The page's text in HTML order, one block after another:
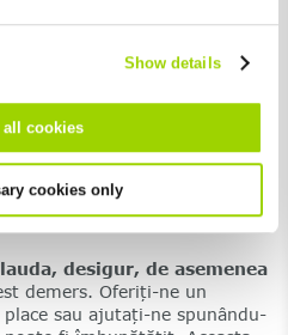
Show details
cookies
cookies only
mai prietenoase, mai
pentru dumneavoastră -
luni vom fi prezenți pe
și oferte de consultanță,
și evenimente interesante.
blog, care vă oferă știri
privind sistemele de
desigur, de asemenea
demers. Oferiți-ne un
sau ajutați-ne spunându-